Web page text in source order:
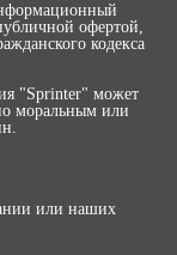
офертой,
кодекса
"Sprinter" может
моральным или
или наших